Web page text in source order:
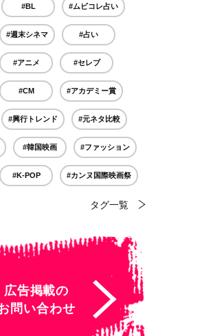
#BL #ムビコレ占い
#週末シネマ #占い
#アニメ #セレブ
#CM #アカデミー賞
#興行トレンド #元ネタ比較
#韓国映画 #ファッション
#K-POP #カンヌ国際映画祭
タグ一覧
広告掲載の
問い合わせ